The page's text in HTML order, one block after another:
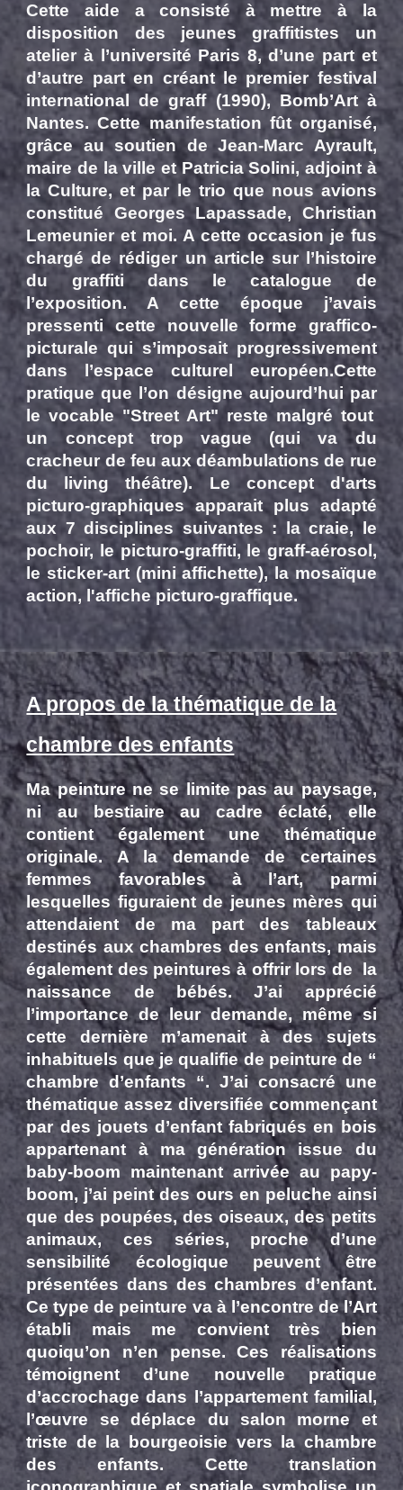
Cette aide a consisté à mettre à la
disposition des jeunes graffitistes un
atelier à l’université Paris 8, d’une part et
d’autre part en créant le premier festival
international de graff (1990), Bomb’Art à
Nantes. Cette manifestation fût organisé,
grâce au soutien de Jean-Marc Ayrault,
maire de la ville et Patricia Solini, adjoint à
la Culture, et par le trio que nous avions
constitué Georges Lapassade, Christian
Lemeunier et moi. A cette occasion je fus
chargé de rédiger un article sur l’histoire
du graffiti dans le catalogue de
l’exposition. A cette époque j’avais
pressenti cette nouvelle forme graffico-
picturale qui s’imposait progressivement
dans l’espace culturel européen.Cette
pratique que l’on désigne aujourd’huipar
le vocable "Street Art" reste malgré tout
un concept trop vague (qui va du
cracheur de feu aux déambulations de rue
du living théâtre). Le concept d'arts
picturo-graphiques apparait plus adapté
aux 7 disciplines suivantes : la craie, le
pochoir, le picturo-graffiti, le graff-aérosol,
le sticker-art (mini affichette), la mosaïque
action, l'affiche picturo-graffique.
A propos de la thématique de la
chambre des enfants
Ma peinture ne se limite pas au paysage,
ni au bestiaire au cadre éclaté, elle
contient également une thématique
originale. A la demande de certaines
femmes favorables à l’art, parmi
lesquelles figuraient de jeunes mères qui
attendaient de ma part des tableaux
destinés aux chambres des enfants, mais
également des peintures à offrir lors de la
naissance de bébés. J’ai apprécié
l’importance de leur demande, même si
cette dernière m’amenait à des sujets
inhabituels que je qualifie de peinture de “
chambre d’enfants “. J’ai consacré une
thématique assez diversifiée commençant
par des jouets d’enfant fabriqués en bois
appartenant à ma génération issue du
baby-boom maintenant arrivée au papy-
boom, j’ai peint des ours en peluche ainsi
que des poupées, des oiseaux, des petits
animaux, ces séries, proche d’une
sensibilité écologique peuvent être
présentées dans des chambres d’enfant.
Ce type de peinture va à l’encontre de l’Art
établi mais me convient très bien
quoiqu’on n’en pense. Ces réalisations
témoignent d’une nouvelle pratique
d’accrochage dans l’appartement familial,
l’œuvre se déplace du salon morne et
triste de la bourgeoisie vers la chambre
des enfants. Cette translation